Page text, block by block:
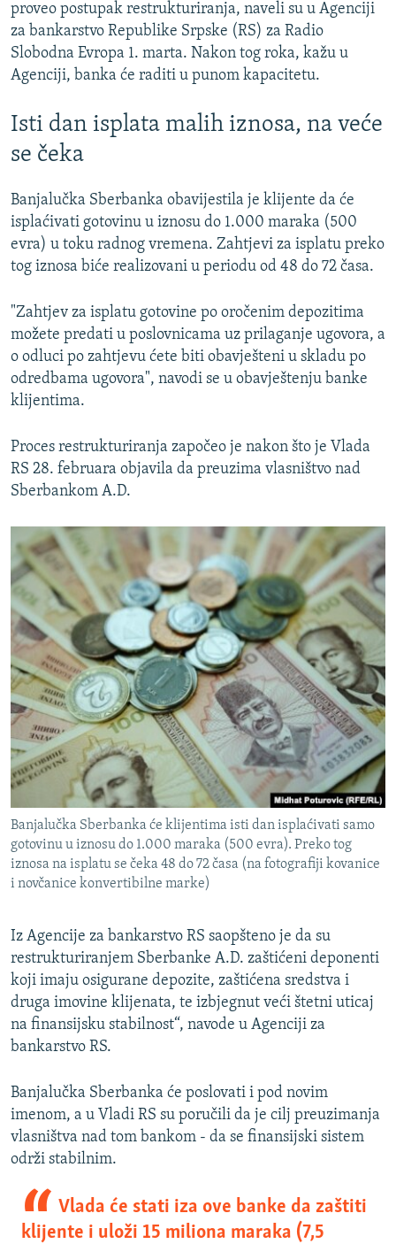
proveo postupak restrukturiranja, naveli su u Agenciji
za bankarstvo Republike Srpske (RS) za Radio
Slobodna Evropa 1. marta. Nakon tog roka, kažu u
Agenciji, banka će raditi u punom kapacitetu.
Isti dan isplata malih iznosa, na veće
se čeka
Banjalučka Sberbanka obavijestila je klijente da će
isplaćivati gotovinu u iznosu do 1.000 maraka (500
evra) u toku radnog vremena. Zahtjevi za isplatu preko
tog iznosa biće realizovani u periodu od 48 do 72 časa.
"Zahtjev za isplatu gotovine po oročenim depozitima
možete predati u poslovnicama uz prilaganje ugovora, a
o odluci po zahtjevu ćete biti obavješteni u skladu po
odredbama ugovora", navodi se u obavještenju banke
klijentima.
Proces restrukturiranja započeo je nakon što je Vlada
RS 28. februara objavila da preuzima vlasništvo nad
Sberbankom A.D.
Banjalučka Sberbanka će klijentima isti dan isplaćivati samo
gotovinu u iznosu do 1.000 maraka (500 evra). Preko tog
iznosa na isplatu se čeka 48 do 72 časa (na fotografiji kovanice
i novčanice konvertibilne marke)
Iz Agencije za bankarstvo RS saopšteno je da su
restrukturiranjem Sberbanke A.D. zaštićeni deponenti
koji imaju osigurane depozite, zaštićena sredstva i
druga imovine klijenata, te izbjegnut veći štetni uticaj
na finansijsku stabilnost“, navode u Agenciji za
bankarstvo RS.
Banjalučka Sberbanka će poslovati i pod novim
imenom, a u Vladi RS su poručili da je cilj preuzimanja
vlasništva nad tom bankom - da se finansijski sistem
održi stabilnim.
Vlada će stati iza ove banke da zaštiti
klijente i uloži 15 miliona maraka (7,5